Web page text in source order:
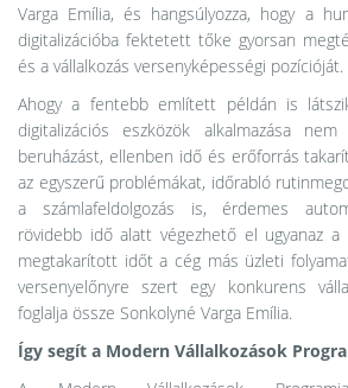
Varga Emília, és hangsúlyozza, hogy a
digitalizációba fektetett tőke gyorsan
és a vállalkozás versenyképességi pozícióját.
Ahogy a fentebb említett példán is
digitalizációs eszközök alkalmazása
beruházást, ellenben idő és erőforrás
az egyszerű problémákat, időrabló
a számlafeldolgozás is, érdemes
rövidebb idő alatt végezhető el ugyanaz a
megtakarított időt a cég más üzleti
versenyelőnyre szert egy konkurens
foglalja össze Sonkolyné Varga Emília.
Így segít a Modern Vállalkozások